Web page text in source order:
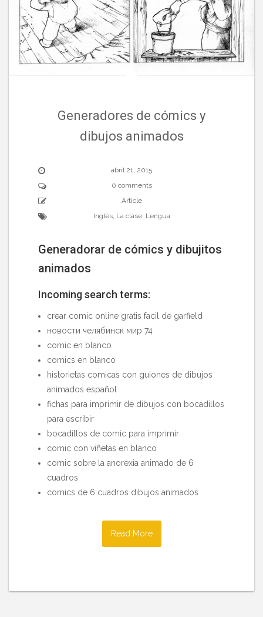
Generadores de cómics y
dibujos animados
abril 21, 2015
0 comments
Article
Inglés, La clase, Lengua
Generadorar de cómics y dibujitos
animados
Incoming search terms:
crear comic online gratis facil de garfield
новости челябинск мир 74
comic en blanco
comics en blanco
historietas comicas con guiones de dibujos
animados español
fichas para imprimir de dibujos con bocadillos
para escribir
bocadillos de comic para imprimir
comic con viñetas en blanco
comic sobre la anorexia animado de 6
cuadros
comics de 6 cuadros dibujos animados
Read More